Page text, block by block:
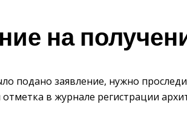
на
подано заявление, нужно
в журнале регистрации